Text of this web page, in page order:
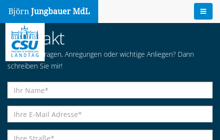
Björn Jungbauer MdL
Kontakt
Haben Sie Fragen, Anregungen oder wichtige Anliegen? Dann
schreiben Sie mir!